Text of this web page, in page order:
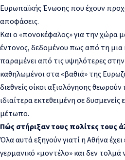
Ευρωπαϊκής Ένωσης που έχουν
αποφάσεις.
Και ο «πονοκέφαλος» για την χώρα
έντονος, δεδομένου πως από τη μια
παραμένει από τις υψηλότερες στην
καθηλωμένοι στα «βαθιά» της
διεθνείς οίκοι αξιολόγησης
ιδιαίτερα εκτεθειμένη σε δυσμενείς
μέτωπο.
Πώς στήριξαν τους πολίτες τους
Όλα αυτά εξηγούν γιατί η Αθήνα
γερμανικό «μοντέλο» και δεν τολμά